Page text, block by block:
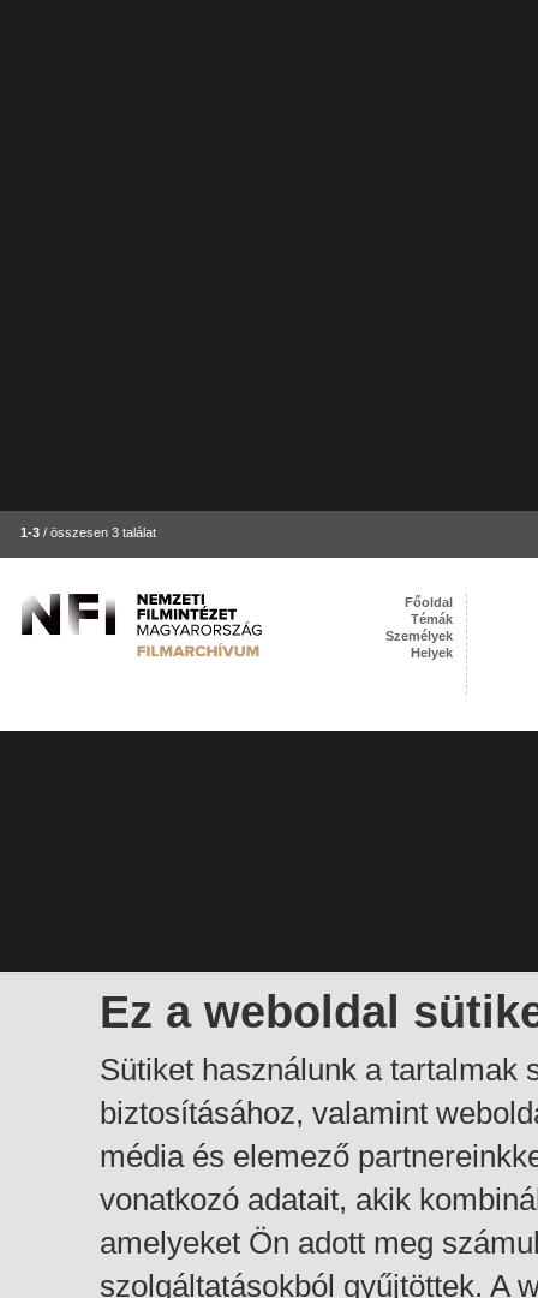
1-3 / összesen 3 találat
Ez a weboldal
Sütiket használunk a tartalmak
biztosításához, valamint
média és elemező
vonatkozó adatait, akik
amelyeket Ön adott meg
szolgáltatásokból gyűjtöttek. A
Főoldal
Témák
Személyek
Helyek